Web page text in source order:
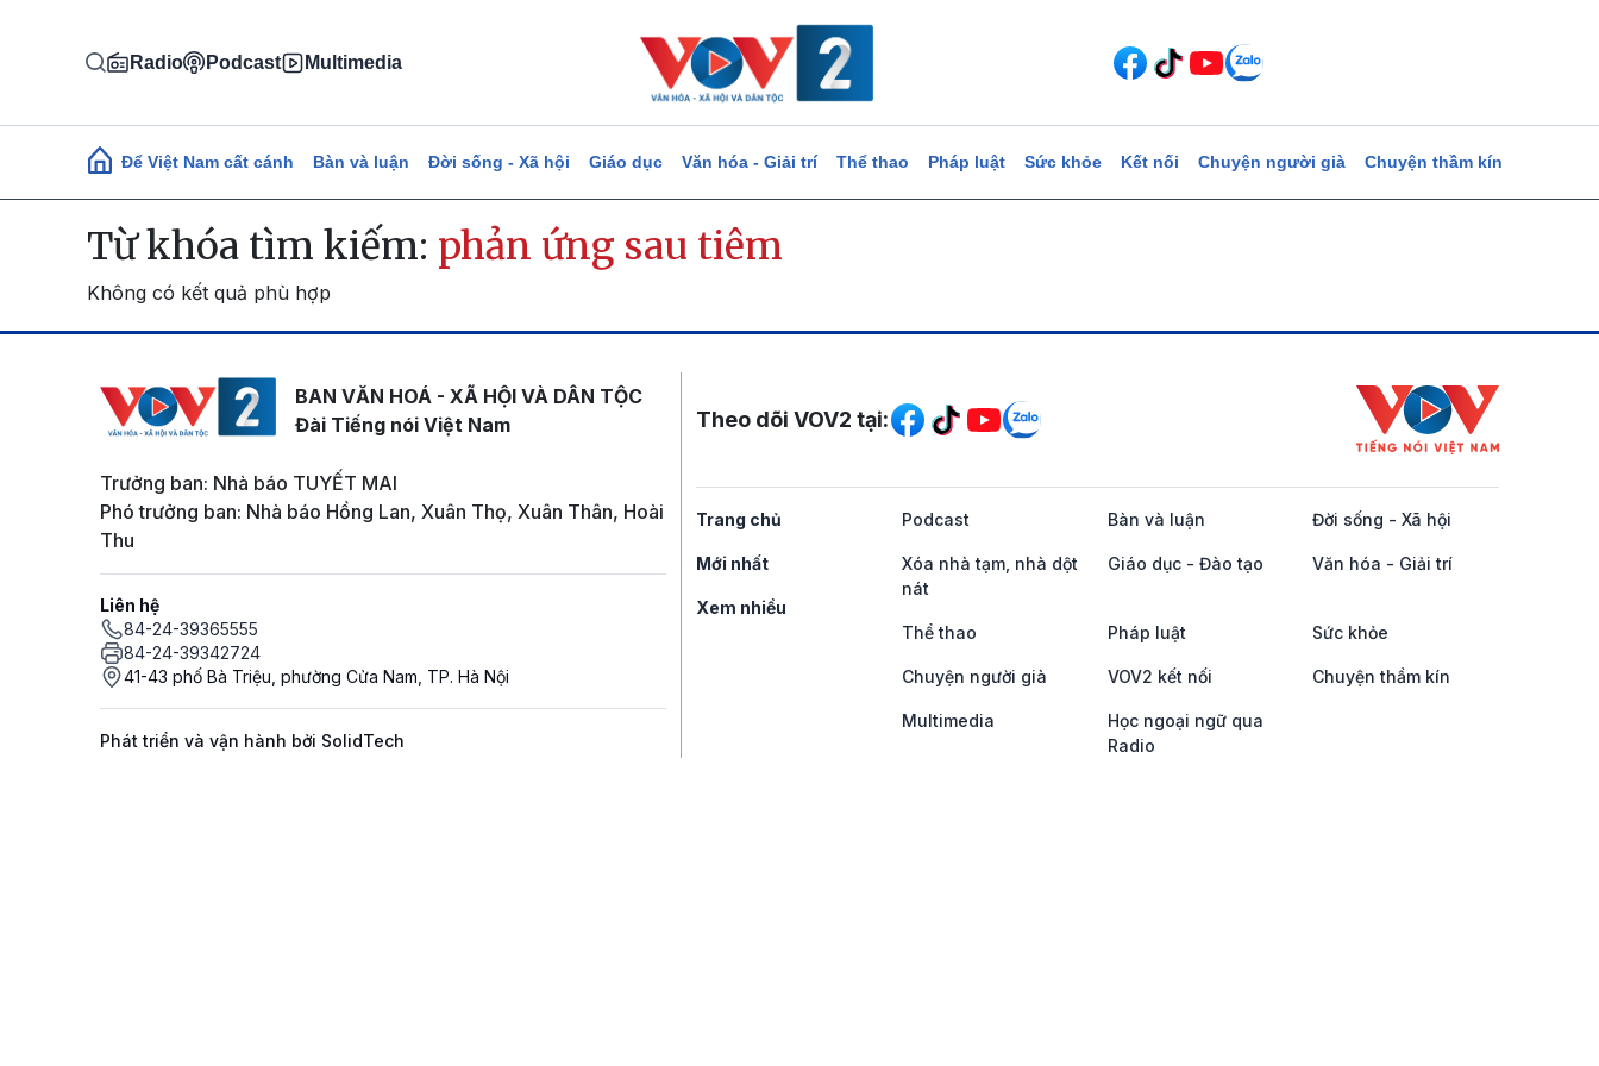
Radio Podcast Multimedia
Main navigation
Để Việt Nam cất cánh Bàn và luận Đời sống - Xã hội Giáo dục Văn hóa - Giải trí Thể thao Pháp luật Sức khỏe Kết nối Chuyện người già Chuyện thầm kín
Từ khóa tìm kiếm: phản ứng sau tiêm
Không có kết quả phù hợp
BAN VĂN HOÁ - XÃ HỘI VÀ DÂN TỘC
Đài Tiếng nói Việt Nam
Trưởng ban: Nhà báo TUYẾT MAI
Phó trưởng ban: Nhà báo Hồng Lan, Xuân Thọ, Xuân Thân, Hoài
Thu
Liên hệ
84-24-39365555
84-24-39342724
41-43 phố Bà Triệu, phường Cửa Nam, TP. Hà Nội
Phát triển và vận hành bởi SolidTech
Mạng xã hội
Theo dõi VOV2 tại:
Trang chủ
Mới nhất
Xem nhiều
Podcast Bàn và luận Đời sống - Xã hội
Xóa nhà tạm, nhà dột
nát
Giáo dục - Đào tạo Văn hóa - Giải trí
Thể thao Pháp luật Sức khỏe
Chuyện người già VOV2 kết nối Chuyện thầm kín
Multimedia
Học ngoại ngữ qua
Radio